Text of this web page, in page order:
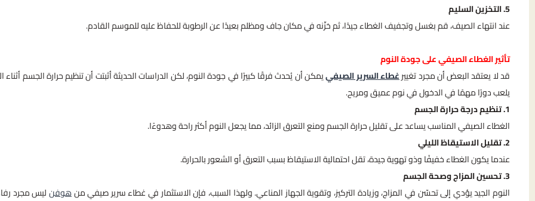
5. التخزين السليم
عند انتهاء الصيف، قم بغسل وتجفيف الغطاء جيدًا، ثم خزّنه في مكان جاف ومظلم بعيدًا عن الرطوبة للحفاظ عليه للموسم القادم.
تأثير الغطاء الصيفي على جودة النوم
قد لا يعتقد البعض أن مجرد تغييرغطاء السرير الصيفييمكن أن يُحدث فرقًا كبيرًا في جودة النوم، لكن الدراسات الحديثة أثبتت أن تنظيم حرارة الجسم أثناء
يلعب دورًا مهمًا في الدخول في نوم عميق ومريح.
1. تنظيم درجة حرارة الجسم
الغطاء الصيفي المناسب يساعد على تقليل حرارة الجسم ومنع التعرق الزائد، مما يجعل النوم أكثر راحة وهدوءًا.
2. تقليل الاستيقاظ الليلي
عندما يكون الغطاء خفيفًا وذو تهوية جيدة، تقل احتمالية الاستيقاظ بسبب التعرق أو الشعور بالحرارة.
3. تحسين المزاج وصحة الجسم
النوم الجيد يؤدي إلى تحسّن في المزاج، وزيادة التركيز، وتقوية الجهاز المناعي. ولهذا السبب، فإن الاستثمار في غطاء سرير صيفي منهوفنليس مجرد